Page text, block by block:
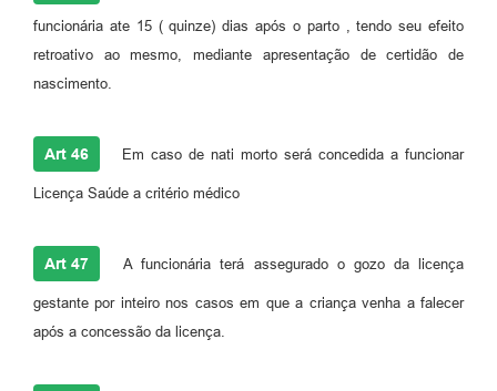
funcionária ate 15 ( quinze) dias após o parto , tendo seu efeito
retroativo ao mesmo, mediante apresentação de certidão de
nascimento.
Art 46 Em caso de nati morto será concedida a funcionar
Licença Saúde a critério médico
Art 47 A funcionária terá assegurado o gozo da licença
gestante por inteiro nos casos em que a criança venha a falecer
após a concessão da licença.